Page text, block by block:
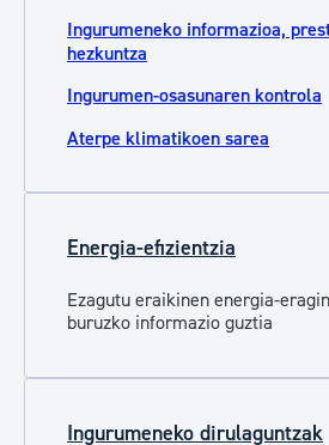
Ingurumeneko informazioa,
hezkuntza
Ingurumen-osasunaren kontrola
Aterpe klimatikoen sarea
Energia-efizientzia
Ezagutu eraikinen energia-
buruzko informazio guztia
Ingurumeneko dirulaguntzak